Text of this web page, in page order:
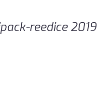
reedice 2019